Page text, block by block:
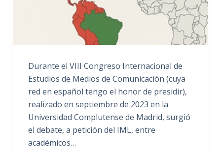
Durante el VIII Congreso Internacional de
Estudios de Medios de Comunicación (cuya
red en español tengo el honor de presidir),
realizado en septiembre de 2023 en la
Universidad Complutense de Madrid, surgió
el debate, a petición del IML, entre
académicos…